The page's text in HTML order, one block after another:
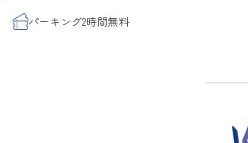
パーキング2時間無料